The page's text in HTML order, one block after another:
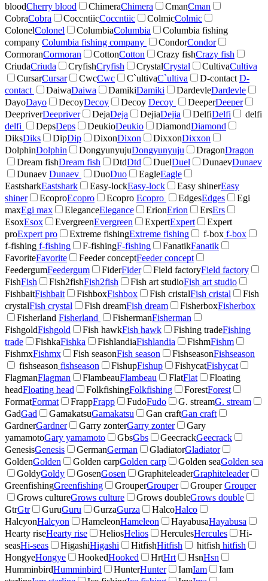
bloodCherry blood ChimeraChimera CmanCman
CobraCobra CoccntiicCoccntiic ColmicColmic
ColonelColonel ColumbiaColumbia
Columbia fishing
company Columbia fishing company CondorCondor
CormoranCormoran CottonCotton Crazy fishCrazy fish
CriudaCriuda CryfishCryfish CrystalCrystal CultivaCultiva
CursarCursar CwcCwc C`ultivaC`ultiva D-contact D-
contact
DaiwaDaiwa DamikiDamiki DardevleDardevle
DayoDayo DecoyDecoy Decoy Decoy DeeperDeeper
DeepriverDeepriver DejaDeja DejiaDejia DelfiDelfi
delfi
delfi
DepsDeps DeukioDeukio DiamondDiamond
DiksDiks DipDip DixonDixon DixxonDixxon
DolphinDolphin DongyunyujuDongyunyuju DragonDragon
Dream fishDream fish DtdDtd DuelDuel DunaevDunaev
Dunaev Dunaev DuoDuo EagleEagle
EastsharkEastshark Easy-lockEasy-lock Easy shinerEasy
shiner
EcoproEcopro Ecopro Ecopro EdgesEdges
Egi
maxEgi max EleganceElegance ErionErion ErsErs
EsoxEsox EvergreenEvergreen ExpertExpert
Expert
proExpert pro Extreme fishingExtreme fishing f-box f-box
f-fishing f-fishing F-fishingF-fishing FanatikFanatik
FavoriteFavorite Feeder conceptFeeder concept
FeedergumFeedergum FiderFider Field factoryField factory
FishFish Fish2fishFish2fish Fish art studioFish art studio
FishbaitFishbait FishboxFishbox Fish cristalFish cristal
Fish
crystalFish crystal Fish dreamFish dream FisherboxFisherbox
Fisherland Fisherland FishermanFisherman
FishgoldFishgold Fish hawkFish hawk Fishing tradeFishing
trade
FishkaFishka FishlandiaFishlandia FishmFishm
FishmxFishmx Fish seasonFish season FishseasonFishseason
fishseason fishseason FishupFishup FishycatFishycat
FlagmanFlagman FlambeauFlambeau FlatFlat
Floating
headFloating head FolkfishingFolkfishing ForestForest
FormatFormat FrappFrapp FudoFudo G. streamG. stream
GadGad GamakatsuGamakatsu Gan craftGan craft
GardnerGardner Garry zonterGarry zonter
Gary
yamamotoGary yamamoto GbsGbs GeecrackGeecrack
GenesisGenesis GermanGerman GladiatorGladiator
GoldenGolden Golden carpGolden carp Golden seaGolden sea
GoldyGoldy GosenGosen GraphiteleaderGraphiteleader
GreenfishingGreenfishing GrouperGrouper GrouperGrouper
Grows cultureGrows culture Grows doubleGrows double
GtrGtr GuruGuru GurzaGurza HalcoHalco
HalcyonHalcyon HameleonHameleon HayabusaHayabusa
Hearty riseHearty rise HeliosHelios HerculesHercules
Hi-
seasHi-seas HigashiHigashi HitfishHitfish hitfish hitfish
HongyeHongye HookedHooked HrtHrt HsnHsn
HumminbirdHumminbird HunterHunter IamIam
Iam